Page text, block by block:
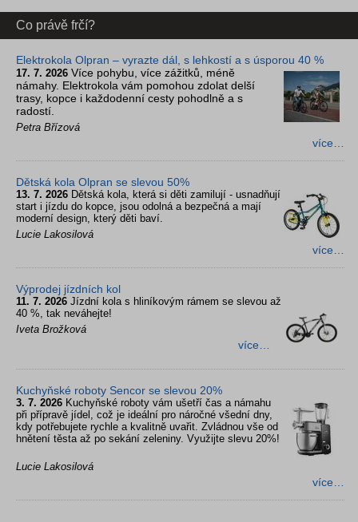
Co právě frčí?
Elektrokola Olpran – vyrazte dál, s lehkostí a s úsporou 40 %
17. 7. 2026 Více pohybu, více zážitků, méně
námahy. Elektrokola vám pomohou zdolat delší
trasy, kopce i každodenní cesty pohodlně a s
radostí.
Petra Břízová
více…
Dětská kola Olpran se slevou 50%
13. 7. 2026 Dětská kola, která si děti zamilují - usnadňují
start i jízdu do kopce, jsou odolná a bezpečná a mají
moderní design, který děti baví.
Lucie Lakosilová
více…
Výprodej jízdních kol
11. 7. 2026 Jízdní kola s hliníkovým rámem se slevou až
40 %, tak neváhejte!
Iveta Brožková
více…
Kuchyňské roboty Sencor se slevou 20%
3. 7. 2026 Kuchyňské roboty vám ušetří čas a námahu
při přípravě jídel, což je ideální pro náročné všední dny,
kdy potřebujete rychle a kvalitně uvařit. Zvládnou vše od
hnětení těsta až po sekání zeleniny. Využijte slevu 20%!
Lucie Lakosilová
více…